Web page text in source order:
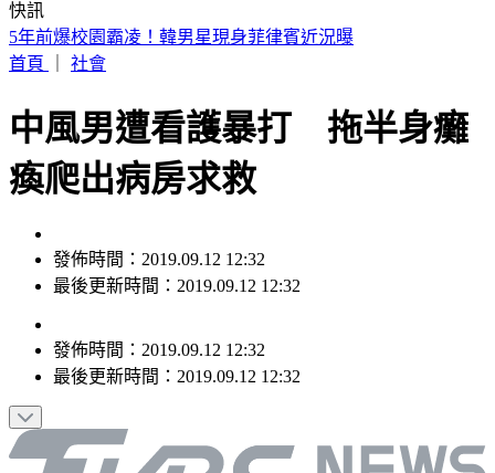
快訊
白海豚海警範圍擴大！全台炸「紫爆致災雨」這2天下最猛
首頁
社會
中風男遭看護暴打 拖半身癱
瘓爬出病房求救
發佈時間：2019.09.12 12:32
最後更新時間：2019.09.12 12:32
發佈時間： 2019.09.12 12:32
最後更新時間： 2019.09.12 12:32